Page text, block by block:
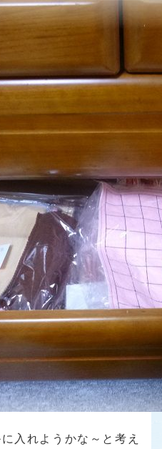
入れようかな～と考え